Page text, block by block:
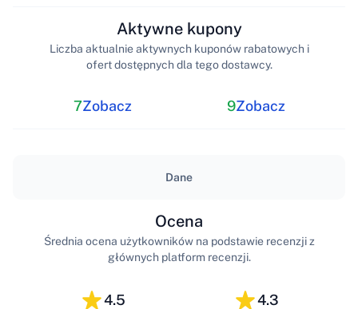
7Zobacz
Aktywne kupony
Liczba aktualnie aktywnych kuponów rabatowych i
ofert dostępnych dla tego dostawcy.
9Zobacz
Dane
4.5
Ocena
Średnia ocena użytkowników na podstawie recenzji z
głównych platform recenzji.
4.3